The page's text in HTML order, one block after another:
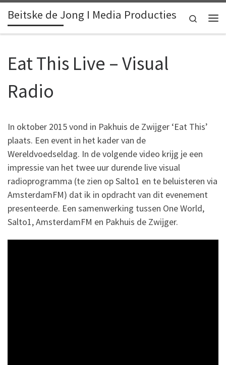
Skip to content
Beitske de Jong I Media Producties
Search
Eat This Live – Visual
Radio
In oktober 2015 vond in Pakhuis de Zwijger ‘Eat This’
plaats. Een event in het kader van de
Wereldvoedseldag. In de volgende video krijg je een
impressie van het twee uur durende live visual
radioprogramma (te zien op Salto1 en te beluisteren via
AmsterdamFM) dat ik in opdracht van dit evenement
presenteerde. Een samenwerking tussen One World,
Salto1, AmsterdamFM en Pakhuis de Zwijger.